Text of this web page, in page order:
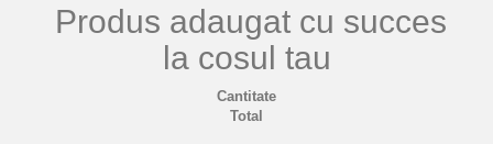
Produs adaugat cu succes
la cosul tau
Cantitate
Total